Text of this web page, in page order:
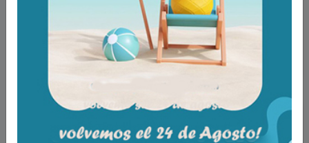
144,00€ IVA incluido